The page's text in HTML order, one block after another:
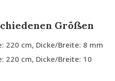
Größen
220 cm, Dicke/Breite: 8 mm
220 cm, Dicke/Breite: 10